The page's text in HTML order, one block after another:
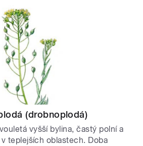
(drobnoplodá)
vyšší bylina, častý polní a
teplejších oblastech. Doba